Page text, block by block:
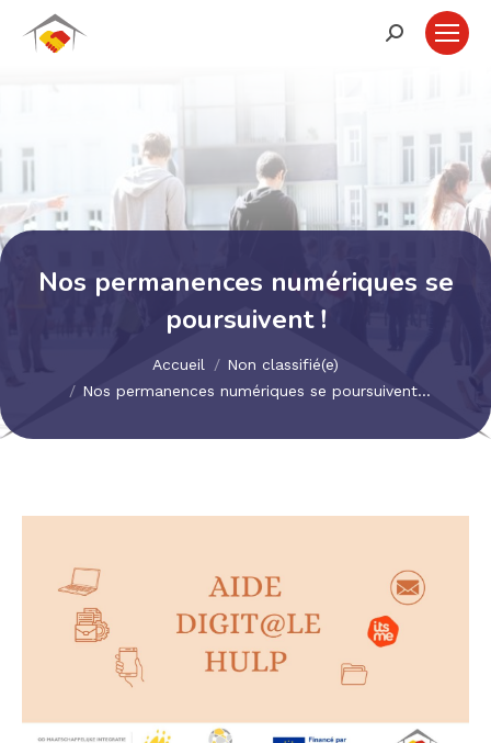
Recherche
Nos permanences numériques se
poursuivent !
Accueil
Non classifié(e)
Nos permanences numériques se poursuivent…